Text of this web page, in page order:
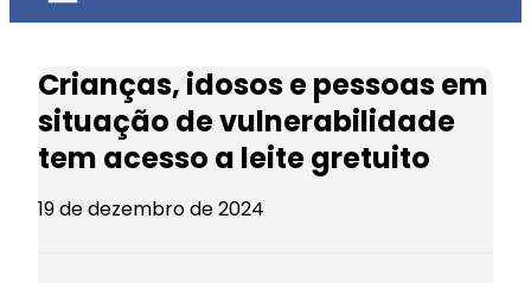
Crianças, idosos e pessoas em
situação de vulnerabilidade
tem acesso a leite gretuito
19 de dezembro de 2024